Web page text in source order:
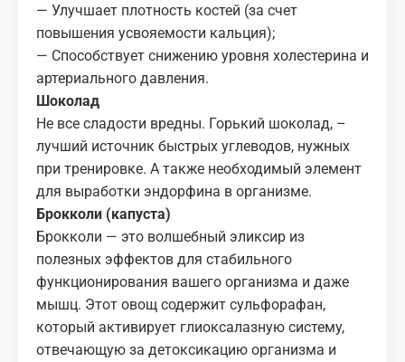
— Улучшает плотность костей (за счет
повышения усвояемости кальция);
— Способствует снижению уровня холестерина и
артериального давления.
Шоколад
Не все сладости вредны. Горький шоколад, –
лучший источник быстрых углеводов, нужных
при тренировке. А также необходимый элемент
для выработки эндорфина в организме.
Брокколи (капуста)
Брокколи — это волшебный эликсир из
полезных эффектов для стабильного
функционирования вашего организма и даже
мышц. Этот овощ содержит сульфорафан,
который активирует глиоксалазную систему,
отвечающую за детоксикацию организма и